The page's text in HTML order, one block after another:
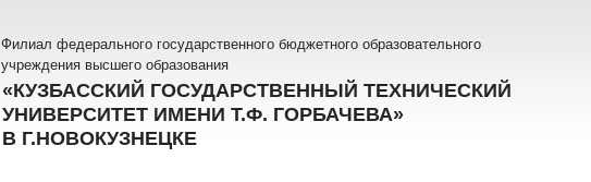
Филиал федерального государственного бюджетного образовательного
учреждения высшего образования
«КУЗБАССКИЙ ГОСУДАРСТВЕННЫЙ ТЕХНИЧЕСКИЙ
УНИВЕРСИТЕТ ИМЕНИ Т.Ф. ГОРБАЧЕВА»
В Г.НОВОКУЗНЕЦКЕ